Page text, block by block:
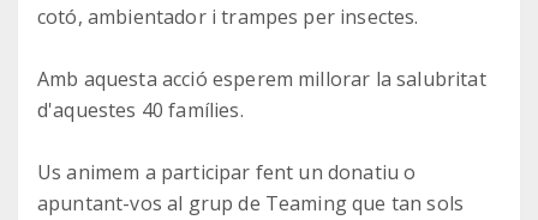
cotó, ambientador i trampes per insectes.
Amb aquesta acció esperem millorar la salubritat
d'aquestes 40 famílies.
Us animem a participar fent un donatiu o
apuntant-vos al grup de Teaming que tan sols